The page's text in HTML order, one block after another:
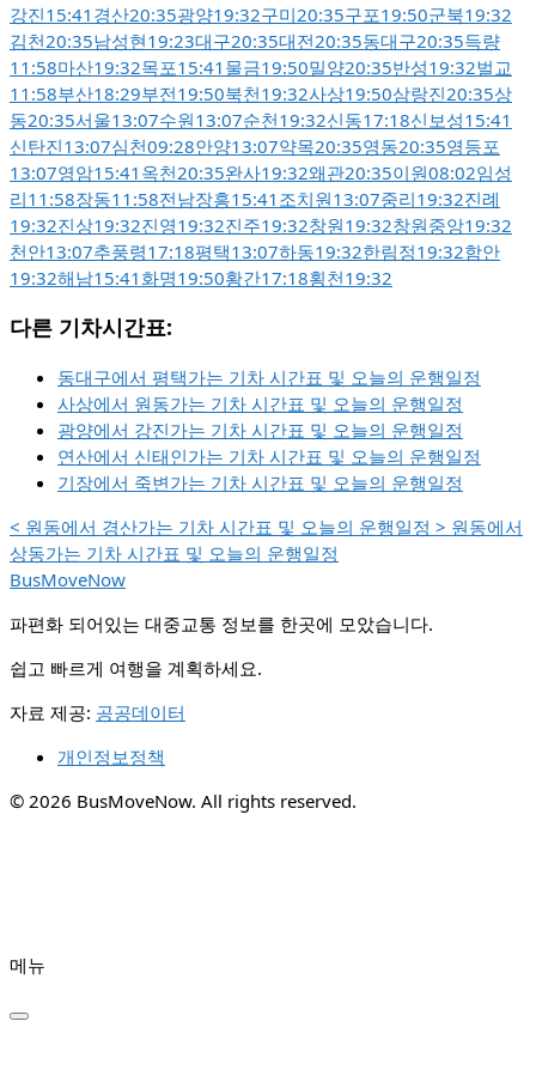
강진15:41 경산20:35광양19:32구미20:35구포19:50군북19:32
김천20:35남성현19:23대구20:35대전20:35동대구20:35득량
11:58마산19:32목포15:41 물금19:50밀양20:35반성19:32벌교
11:58부산18:29부전19:50북천19:32사상19:50삼랑진20:35상
동20:35서울13:07수원13:07순천19:32신동17:18신보성15:41
신탄진13:07심천09:28안양13:07약목20:35영동20:35영등포
13:07영암15:41 옥천20:35완사19:32왜관20:35이원08:02임성
리11:58장동11:58전남장흥15:41 조치원13:07중리19:32진례
19:32진상19:32진영19:32진주19:32창원19:32창원중앙19:32
천안13:07추풍령17:18평택13:07하동19:32한림정19:32함안
19:32해남15:41 화명19:50황간17:18횡천19:32
다른 기차시간표:
동대구에서 평택가는 기차 시간표 및 오늘의 운행일정
사상에서 원동가는 기차 시간표 및 오늘의 운행일정
광양에서 강진가는 기차 시간표 및 오늘의 운행일정
연산에서 신태인가는 기차 시간표 및 오늘의 운행일정
기장에서 죽변가는 기차 시간표 및 오늘의 운행일정
< 원동에서 경산가는 기차 시간표 및 오늘의 운행일정 > 원동에서
상동가는 기차 시간표 및 오늘의 운행일정
BusMoveNow
파편화 되어있는 대중교통 정보를 한곳에 모았습니다.
쉽고 빠르게 여행을 계획하세요.
자료 제공: 공공데이터
개인정보정책
© 2026 BusMoveNow. All rights reserved.
✕
메뉴